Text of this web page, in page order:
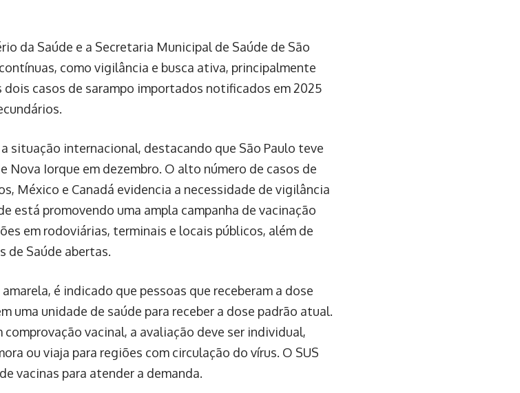
da Saúde e a Secretaria Municipal de Saúde de São
como vigilância e busca ativa, principalmente
dois casos de sarampo importados notificados em 2025
situação internacional, destacando que São Paulo teve
Nova Iorque em dezembro. O alto número de casos de
México e Canadá evidencia a necessidade de vigilância
está promovendo uma ampla campanha de vacinação
em rodoviárias, terminais e locais públicos, além de
de Saúde abertas.
é indicado que pessoas que receberam a dose
uma unidade de saúde para receber a dose padrão atual.
comprovação vacinal, a avaliação deve ser individual,
ou viaja para regiões com circulação do vírus. O SUS
vacinas para atender a demanda.